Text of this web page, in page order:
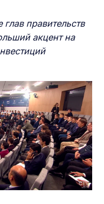
правительств
акцент на